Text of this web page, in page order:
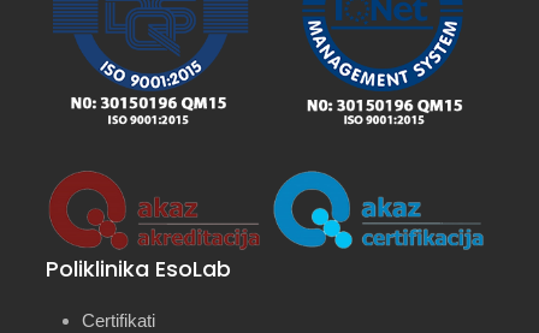
Poliklinika EsoLab
Certifikati